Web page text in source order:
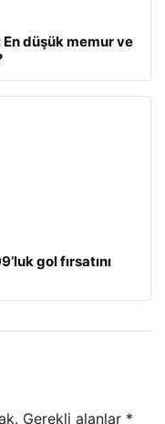
En düşük memur ve
gol fırsatını
Gerekli alanlar *